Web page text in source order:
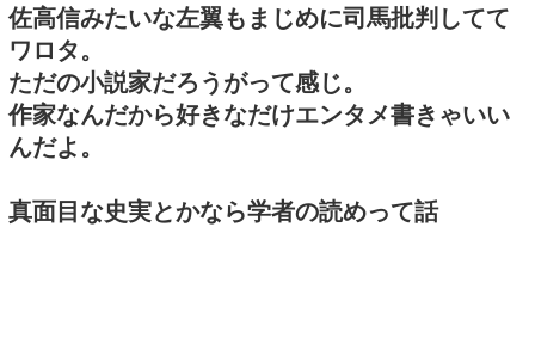
佐高信みたいな左翼もまじめに司馬批判してて
ワロタ。
ただの小説家だろうがって感じ。
作家なんだから好きなだけエンタメ書きゃいい
んだよ。
真面目な史実とかなら学者の読めって話